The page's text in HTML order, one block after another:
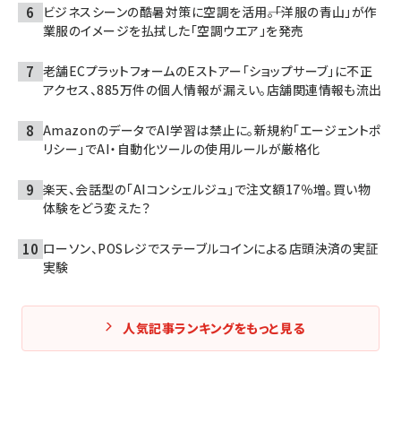
ビジネスシーンの酷暑対策に空調を活用――。「洋服の青山」が作
業服のイメージを払拭した「空調ウエア」を発売
老舗ECプラットフォームのEストアー「ショップサーブ」に不正
アクセス、885万件の個人情報が漏えい。店舗関連情報も流出
AmazonのデータでAI学習は禁止に。新規約「エージェントポ
リシー」でAI・自動化ツールの使用ルールが厳格化
楽天、会話型の「AIコンシェルジュ」で注文額17％増。買い物
体験をどう変えた？
ローソン、POSレジでステーブルコインによる店頭決済の実証
実験
人気記事ランキングをもっと見る